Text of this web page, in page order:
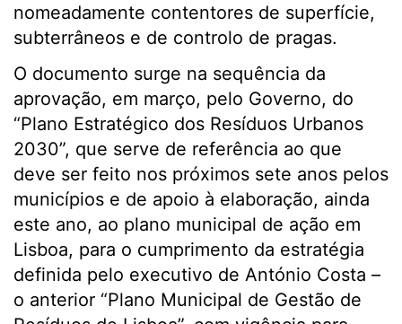
nomeadamente contentores de superfície,
subterrâneos e de controlo de pragas.
O documento surge na sequência da
aprovação, em março, pelo Governo, do
“Plano Estratégico dos Resíduos Urbanos
2030”, que serve de referência ao que
deve ser feito nos próximos sete anos pelos
municípios e de apoio à elaboração, ainda
este ano, ao plano municipal de ação em
Lisboa, para o cumprimento da estratégia
definida pelo executivo de António Costa –
o anterior “Plano Municipal de Gestão de